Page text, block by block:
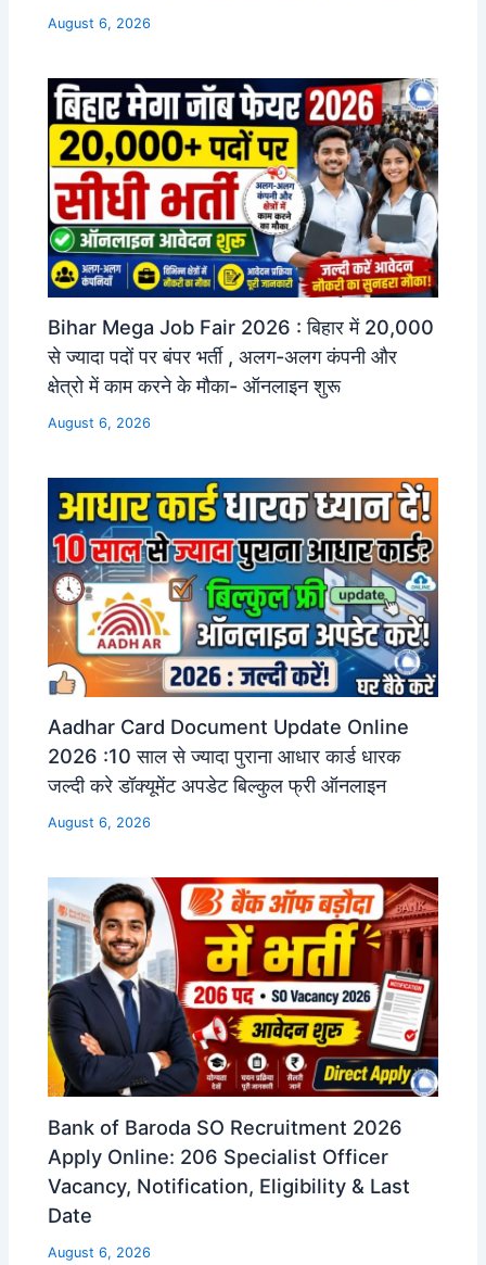
August 6, 2026
Bihar Mega Job Fair 2026 : बिहार में 20,000
से ज्यादा पदों पर बंपर भर्ती , अलग-अलग कंपनी और
क्षेत्रो में काम करने के मौका- ऑनलाइन शुरू
August 6, 2026
Aadhar Card Document Update Online
2026 :10 साल से ज्यादा पुराना आधार कार्ड धारक
जल्दी करे डॉक्यूमेंट अपडेट बिल्कुल फ्री ऑनलाइन
August 6, 2026
Bank of Baroda SO Recruitment 2026
Apply Online: 206 Specialist Officer
Vacancy, Notification, Eligibility & Last
Date
August 6, 2026